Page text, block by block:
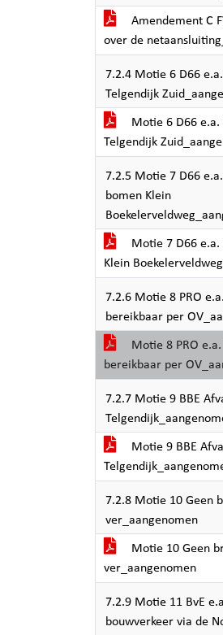
Amendement C
over de
7.2.4 Motie 6 D66
Telgendijk
Motie 6 D66 e.a.
Telgendijk
7.2.5 Motie 7 D66
bomen Klein
Motie 7 D66 e.a.
Klein
7.2.6 Motie 8 PRO
bereikbaar per
Motie 8 PRO
bereikbaar per
7.2.7 Motie 9 BBE
Motie 9 BBE
7.2.8 Motie 10 Geen
ver_aangenomen
Motie 10 Geen
ver_aangenomen
7.2.9 Motie 11 BvE
bouwverkeer via de